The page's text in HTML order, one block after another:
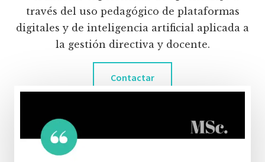
inteligencia
artificial.
través del uso pedagógico de plataformas
digitales y de inteligencia artificial aplicada a
la gestión directiva y docente.
Contactar